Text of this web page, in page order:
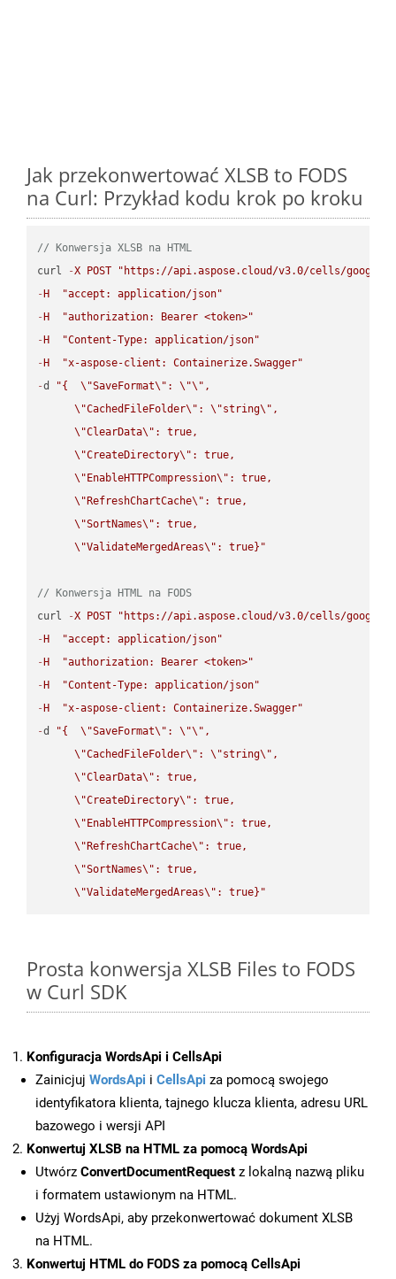
Jak przekonwertować XLSB to FODS
na Curl: Przykład kodu krok po kroku
// Konwersja XLSB na HTML
curl
-X POST
"https://api.aspose.cloud/v3.0/cells/
- H
"accept: application/json"
- H
"authorization: Bearer <token>"
- H
"Content-Type: application/json"
- H
"x-aspose-client: Containerize.Swagger"
-d "{ \"SaveFormat\" : \"\" ,
\"CachedFileFolder\" : \"string\" ,
\"ClearData\" : true,
\"CreateDirectory\" : true,
\" EnableHTTPCompression\" : true,
\" RefreshChartCache\" : true,
\"SortNames\" : true,
\"ValidateMergedAreas\" : true}"
// Konwersja HTML na FODS
curl
-X POST
"https://api.aspose.cloud/v3.0/cells/
- H
"accept: application/json"
- H
"authorization: Bearer <token>"
- H
"Content-Type: application/json"
- H
"x-aspose-client: Containerize.Swagger"
-d "{ \"SaveFormat\" : \"\" ,
\"CachedFileFolder\" : \"string\" ,
\"ClearData\" : true,
\"CreateDirectory\" : true,
\" EnableHTTPCompression\" : true,
\" RefreshChartCache\" : true,
\"SortNames\" : true,
\"ValidateMergedAreas\" : true}"
Prosta konwersja XLSB Files to FODS
w Curl SDK
Konfiguracja WordsApi i CellsApi
Zainicjuj WordsApi i CellsApi za pomocą swojego
identyfikatora klienta, tajnego klucza klienta, adresu URL
bazowego i wersji API
Konwertuj XLSB na HTML za pomocą WordsApi
Utwórz ConvertDocumentRequest z lokalną nazwą pliku
i formatem ustawionym na HTML.
Użyj WordsApi, aby przekonwertować dokument XLSB
na HTML.
Konwertuj HTML do FODS za pomocą CellsApi